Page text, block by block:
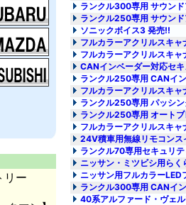
ランクル300専用 サウン
ランクル250専用 サウン
ソニックボイス3 発売!!
フルカラーアクリルスキ
フルカラーアクリルスキ
CANインベーダー対応セ
ランクル250専用 CANイ
フルカラーアクリルスキ
ランクル250専用 パッシ
ランクル250専用 オート
フルカラーアクリルスキ
24V積車用無線リモコン
ランクル70専用セキュリ
ニッサン・ミツビシ用ら
ニッサン用フルカラー
ランクル300専用 CANイ
40系アルファード・ヴェ